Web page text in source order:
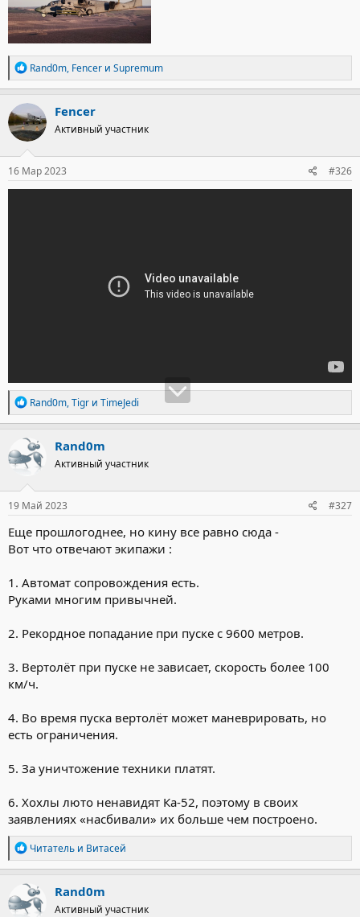
Р
е
а
к
ц
и
и
:
Rand0m, Fencer и Supremum
Fencer
Активный участник
16 Мар 2023 #326
Р
е
а
к
ц
и
:
Rand0m,Tigr и TimeJedi
Rand0m
Активный участник
19 Май 2023 #327
Еще прошлогоднее, но кину все равно сюда -
Вот что отвечают экипажи :
1. Автомат сопровождения есть.
Руками многим привычней.
2. Рекордное попадание при пуске с 9600 метров.
3. Вертолёт при пуске не зависает, скорость более 100
км/ч.
4. Во время пуска вертолёт может маневрировать, но
есть ограничения.
5. За уничтожение техники платят.
6. Хохлы люто ненавидят Ка-52, поэтому в своих
заявлениях «насбивали» их больше чем построено.
Р
е
а
к
ц
и
Читатель и Витасей
Rand0m
Активный участник